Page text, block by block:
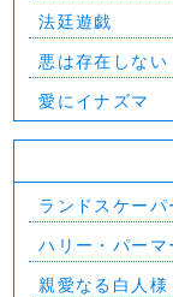
法廷遊戯
悪は存在しない
愛にイナズマ
ランドスケー
ハリー・パー
親愛なる白人